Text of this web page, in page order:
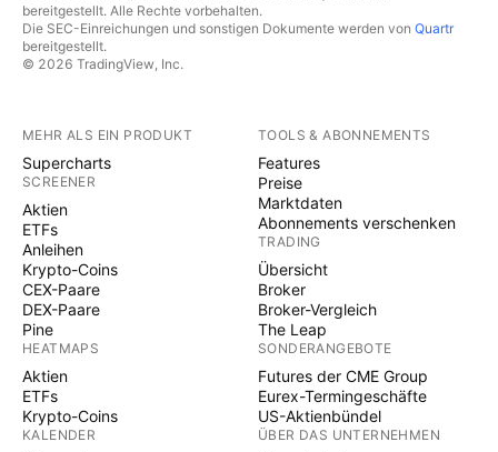
bereitgestellt. Alle Rechte vorbehalten.
Die SEC-Einreichungen und sonstigen Dokumente werden von Quartr
bereitgestellt.
© 2026 TradingView, Inc.
MEHR ALS EIN PRODUKT
Supercharts
SCREENER
Aktien
ETFs
Anleihen
Krypto-Coins
CEX-Paare
DEX-Paare
Pine
HEATMAPS
Aktien
ETFs
Krypto-Coins
KALENDER
TOOLS & ABONNEMENTS
Features
Preise
Marktdaten
Abonnements verschenken
TRADING
Übersicht
Broker
Broker-Vergleich
The Leap
SONDERANGEBOTE
Futures der CME Group
Eurex-Termingeschäfte
US-Aktienbündel
ÜBER DAS UNTERNEHMEN